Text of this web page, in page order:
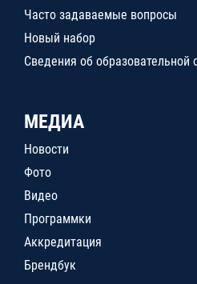
Часто задаваемые вопросы
Новый набор
Сведения об образовательной
МЕДИА
Новости
Фото
Видео
Программки
Аккредитация
Брендбук